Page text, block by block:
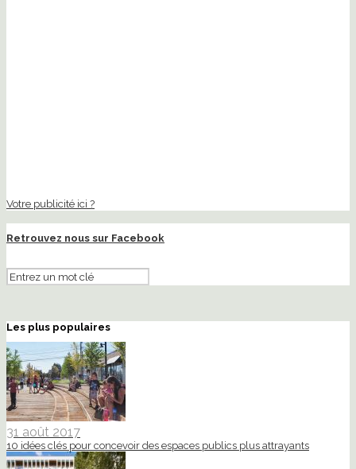
Votre publicité ici ?
Retrouvez nous sur Facebook
Les plus populaires
31 août 2017
10 idées clés pour concevoir des espaces publics plus attrayants